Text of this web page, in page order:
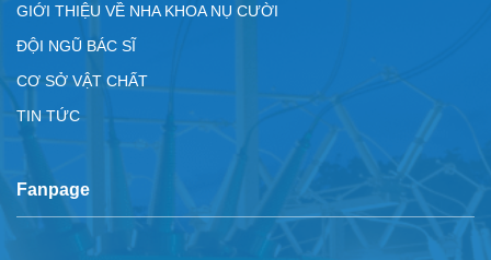
GIỚI THIỆU VỀ NHA KHOA NỤ CƯỜI
ĐỘI NGŨ BÁC SĨ
CƠ SỞ VẬT CHẤT
TIN TỨC
Fanpage